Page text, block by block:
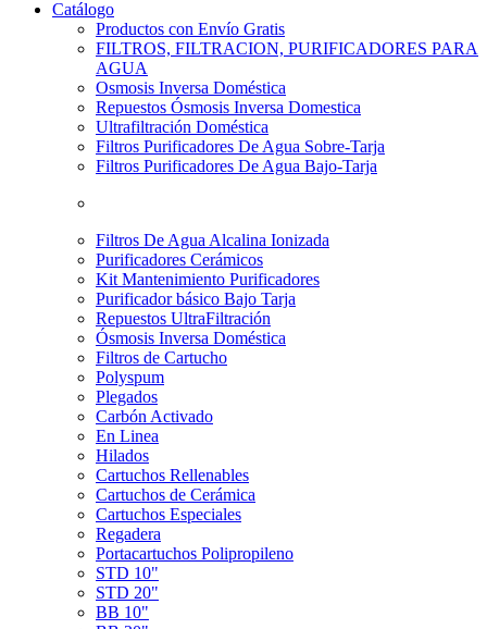
Catálogo
Productos con Envío Gratis
FILTROS, FILTRACION, PURIFICADORES PARA
AGUA
Osmosis Inversa Doméstica
Repuestos Ósmosis Inversa Domestica
Ultrafiltración Doméstica
Filtros Purificadores De Agua Sobre-Tarja
Filtros Purificadores De Agua Bajo-Tarja
Filtros De Agua Alcalina Ionizada
Purificadores Cerámicos
Kit Mantenimiento Purificadores
Purificador básico Bajo Tarja
Repuestos UltraFiltración
Ósmosis Inversa Doméstica
Filtros de Cartucho
Polyspum
Plegados
Carbón Activado
En Linea
Hilados
Cartuchos Rellenables
Cartuchos de Cerámica
Cartuchos Especiales
Regadera
Portacartuchos Polipropileno
STD 10"
STD 20"
BB 10"